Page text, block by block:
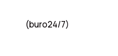
(buro24/7)